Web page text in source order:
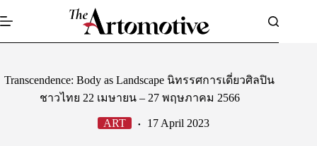
to
Transcendence: Body as Landscape นิทรรศการเดี่ยวศิลปิน
ชาวไทย 22 เมษายน – 27 พฤษภาคม 2566
ART 17 April 2023